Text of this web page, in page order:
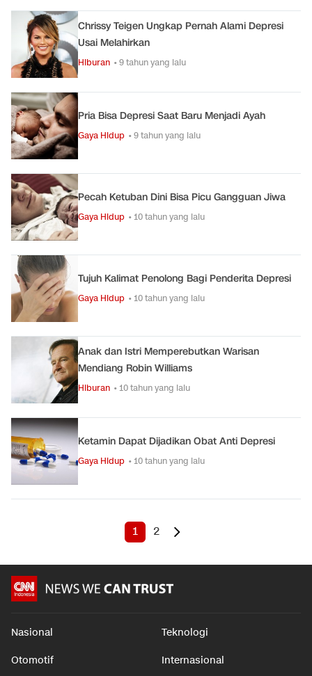
Chrissy Teigen Ungkap Pernah Alami Depresi
Usai Melahirkan
Hiburan • 9 tahun yang lalu
Pria Bisa Depresi Saat Baru Menjadi Ayah
Gaya Hidup • 9 tahun yang lalu
Pecah Ketuban Dini Bisa Picu Gangguan Jiwa
Gaya Hidup • 10 tahun yang lalu
Tujuh Kalimat Penolong Bagi Penderita Depresi
Gaya Hidup • 10 tahun yang lalu
Anak dan Istri Memperebutkan Warisan
Mendiang Robin Williams
Hiburan • 10 tahun yang lalu
Ketamin Dapat Dijadikan Obat Anti Depresi
Gaya Hidup • 10 tahun yang lalu
1 2
Nasional Teknologi
Otomotif Internasional